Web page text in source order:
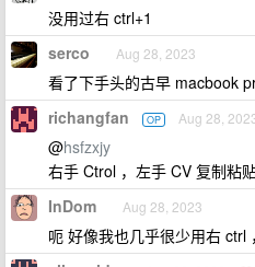
没用过右 ctrl+1
serco Aug 28, 2023
看了下手头的古早 macbook
richangfan OP Aug 28,
@hsfzxjy
右手 Ctrol ，左手 CV 复制粘
InDom Aug 28, 2023
呃 好像我也几乎很少用右 ctrl ，